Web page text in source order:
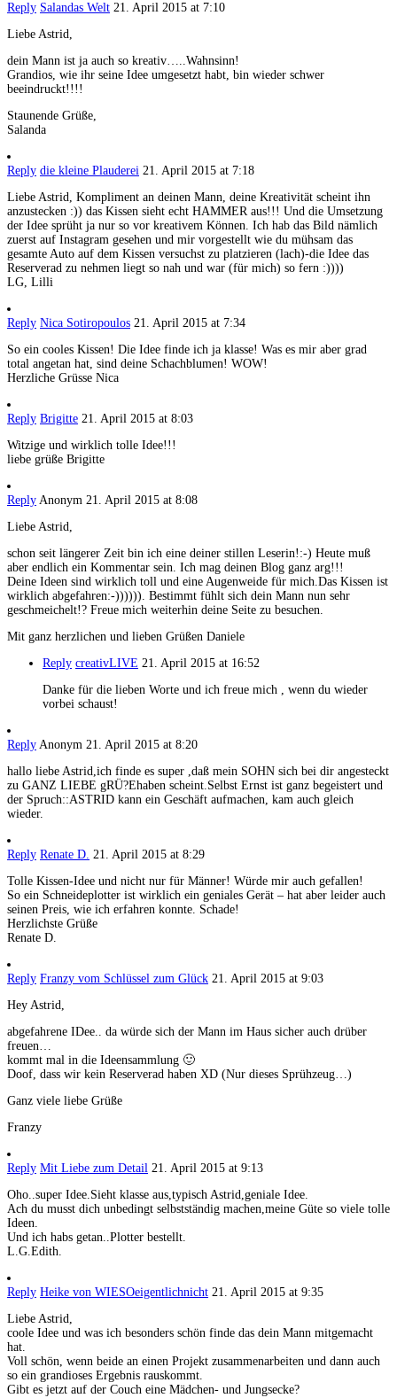
Reply Salandas Welt 21. April 2015 at 7:10
Liebe Astrid,
dein Mann ist ja auch so kreativ…..Wahnsinn!
Grandios, wie ihr seine Idee umgesetzt habt, bin wieder schwer
beeindruckt!!!!
Staunende Grüße,
Salanda
Reply die kleine Plauderei 21. April 2015 at 7:18
Liebe Astrid, Kompliment an deinen Mann, deine Kreativität scheint ihn
anzustecken :)) das Kissen sieht echt HAMMER aus!!! Und die Umsetzung
der Idee sprüht ja nur so vor kreativem Können. Ich hab das Bild nämlich
zuerst auf Instagram gesehen und mir vorgestellt wie du mühsam das
gesamte Auto auf dem Kissen versuchst zu platzieren (lach)-die Idee das
Reserverad zu nehmen liegt so nah und war (für mich) so fern :))))
LG, Lilli
Reply Nica Sotiropoulos 21. April 2015 at 7:34
So ein cooles Kissen! Die Idee finde ich ja klasse! Was es mir aber grad
total angetan hat, sind deine Schachblumen! WOW!
Herzliche Grüsse Nica
Reply Brigitte 21. April 2015 at 8:03
Witzige und wirklich tolle Idee!!!
liebe grüße Brigitte
Reply Anonym 21. April 2015 at 8:08
Liebe Astrid,
schon seit längerer Zeit bin ich eine deiner stillen Leserin!:-) Heute muß
aber endlich ein Kommentar sein. Ich mag deinen Blog ganz arg!!!
Deine Ideen sind wirklich toll und eine Augenweide für mich.Das Kissen ist
wirklich abgefahren:-)))))). Bestimmt fühlt sich dein Mann nun sehr
geschmeichelt!? Freue mich weiterhin deine Seite zu besuchen.
Mit ganz herzlichen und lieben Grüßen Daniele
Reply creativLIVE 21. April 2015 at 16:52
Danke für die lieben Worte und ich freue mich , wenn du wieder
vorbei schaust!
Reply Anonym 21. April 2015 at 8:20
hallo liebe Astrid,ich finde es super ,daß mein SOHN sich bei dir angesteckt
zu GANZ LIEBE gRÜ?Ehaben scheint.Selbst Ernst ist ganz begeistert und
der Spruch::ASTRID kann ein Geschäft aufmachen, kam auch gleich
wieder.
Reply Renate D. 21. April 2015 at 8:29
Tolle Kissen-Idee und nicht nur für Männer! Würde mir auch gefallen!
So ein Schneideplotter ist wirklich ein geniales Gerät – hat aber leider auch
seinen Preis, wie ich erfahren konnte. Schade!
Herzlichste Grüße
Renate D.
Reply Franzy vom Schlüssel zum Glück 21. April 2015 at 9:03
Hey Astrid,
abgefahrene IDee.. da würde sich der Mann im Haus sicher auch drüber
freuen…
kommt mal in die Ideensammlung 🙂
Doof, dass wir kein Reserverad haben XD (Nur dieses Sprühzeug…)
Ganz viele liebe Grüße
Franzy
Reply Mit Liebe zum Detail 21. April 2015 at 9:13
Oho..super Idee.Sieht klasse aus,typisch Astrid,geniale Idee.
Ach du musst dich unbedingt selbstständig machen,meine Güte so viele tolle
Ideen.
Und ich habs getan..Plotter bestellt.
L.G.Edith.
Reply Heike von WIESOeigentlichnicht 21. April 2015 at 9:35
Liebe Astrid,
coole Idee und was ich besonders schön finde das dein Mann mitgemacht
hat.
Voll schön, wenn beide an einen Projekt zusammenarbeiten und dann auch
so ein grandioses Ergebnis rauskommt.
Gibt es jetzt auf der Couch eine Mädchen- und Jungsecke?